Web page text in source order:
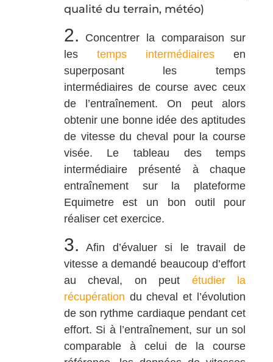
qualité du terrain, météo)
2. Concentrer la comparaison sur
les temps intermédiaires en
superposant les temps
intermédiaires de course avec ceux
de l’entraînement. On peut alors
obtenir une bonne idée des aptitudes
de vitesse du cheval pour la course
visée. Le tableau des temps
intermédiaire présenté à chaque
entraînement sur la plateforme
Equimetre est un bon outil pour
réaliser cet exercice.
3. Afin d’évaluer si le travail de
vitesse a demandé beaucoup d’effort
au cheval, on peut étudier la
récupération du cheval et l’évolution
de son rythme cardiaque pendant cet
effort. Si à l’entraînement, sur un sol
comparable à celui de la course